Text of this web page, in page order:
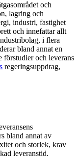
och
lagring och
industri, fastighet
och innefattar allt
i flera
bland annat en
förstudier och leverans
regeringsuppdrag,
bland annat av
och storlek, krav
leveranstid.